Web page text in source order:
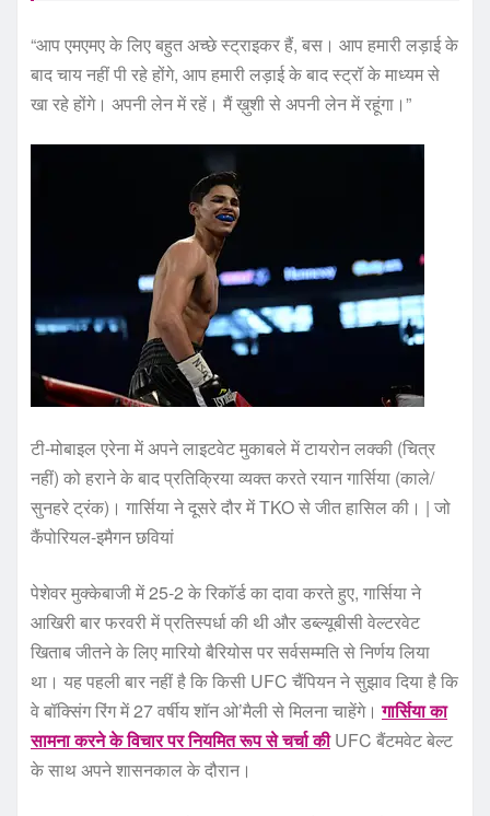
“आप एमएमए के लिए बहुत अच्छे स्ट्राइकर हैं, बस। आप हमारी लड़ाई के
बाद चाय नहीं पी रहे होंगे, आप हमारी लड़ाई के बाद स्ट्रॉ के माध्यम से
खा रहे होंगे। अपनी लेन में रहें। मैं ख़ुशी से अपनी लेन में रहूंगा।”
टी-मोबाइल एरेना में अपने लाइटवेट मुकाबले में टायरोन लक्की (चित्र
नहीं) को हराने के बाद प्रतिक्रिया व्यक्त करते रयान गार्सिया (काले/
सुनहरे ट्रंक)। गार्सिया ने दूसरे दौर में TKO से जीत हासिल की। | जो
कैंपोरियल-इमैगन छवियां
पेशेवर मुक्केबाजी में 25-2 के रिकॉर्ड का दावा करते हुए, गार्सिया ने
आखिरी बार फरवरी में प्रतिस्पर्धा की थी और डब्ल्यूबीसी वेल्टरवेट
खिताब जीतने के लिए मारियो बैरियोस पर सर्वसम्मति से निर्णय लिया
था। यह पहली बार नहीं है कि किसी UFC चैंपियन ने सुझाव दिया है कि
वे बॉक्सिंग रिंग में 27 वर्षीय शॉन ओ’मैली से मिलना चाहेंगे।गार्सिया का
सामना करने के विचार पर नियमित रूप से चर्चा कीUFC बैंटमवेट बेल्ट
के साथ अपने शासनकाल के दौरान।